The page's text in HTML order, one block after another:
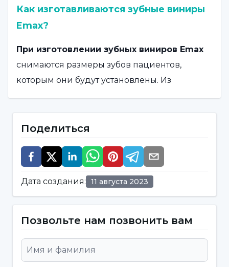
Как изготавливаются зубные виниры
Emax?
При изготовлении зубных виниров Emax
снимаются размеры зубов пациентов,
которым они будут установлены. Из
изготавливается тонкий слой, который затем
заливается под него для получения
образцов зубов. Коронки разрезаются на
блоки и комбинируются в соответствии с
очередностью изготовления зубов. Лечение
установкой изготовленных коронок на зубы
пациента.
Зубные виниры Emax - это
Поделиться
Дата создания: 11 августа 2023
Позвольте нам позвонить вам